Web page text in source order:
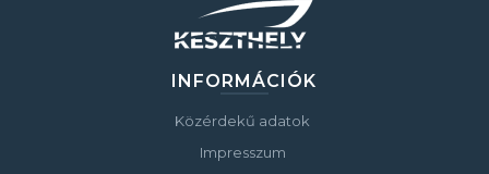
INFORMÁCIÓK
Közérdekű adatok
Impresszum